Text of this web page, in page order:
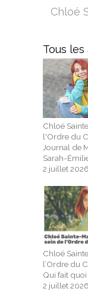
Tous
Chloé
l'Ordre du
Journal de
Sarah-
2 juillet 2026
Chloé
l’Ordre du
Qui fait quoi
2 juillet 2026
Chloé